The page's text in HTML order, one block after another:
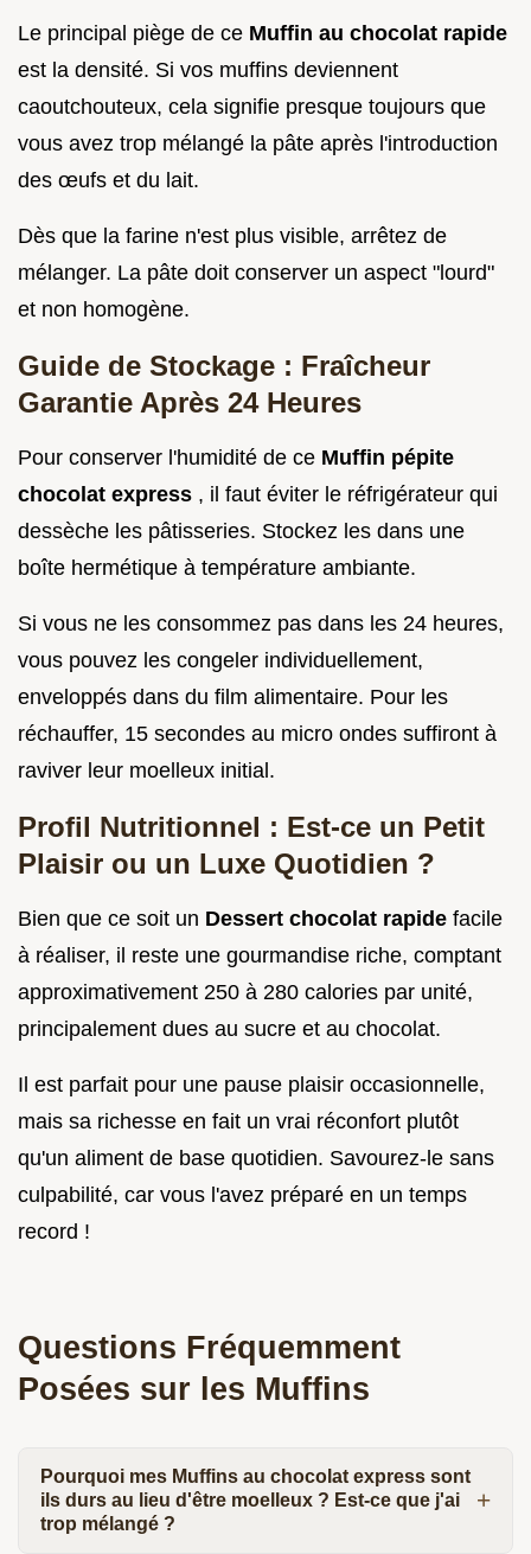
Le principal piège de ce Muffin au chocolat rapide
est la densité. Si vos muffins deviennent
caoutchouteux, cela signifie presque toujours que
vous avez trop mélangé la pâte après l'introduction
des œufs et du lait.
Dès que la farine n'est plus visible, arrêtez de
mélanger. La pâte doit conserver un aspect "lourd"
et non homogène.
Guide de Stockage : Fraîcheur
Garantie Après 24 Heures
Pour conserver l'humidité de ce Muffin pépite
chocolat express , il faut éviter le réfrigérateur qui
dessèche les pâtisseries. Stockez les dans une
boîte hermétique à température ambiante.
Si vous ne les consommez pas dans les 24 heures,
vous pouvez les congeler individuellement,
enveloppés dans du film alimentaire. Pour les
réchauffer, 15 secondes au micro ondes suffiront à
raviver leur moelleux initial.
Profil Nutritionnel : Est-ce un Petit
Plaisir ou un Luxe Quotidien ?
Bien que ce soit un Dessert chocolat rapide facile
à réaliser, il reste une gourmandise riche, comptant
approximativement 250 à 280 calories par unité,
principalement dues au sucre et au chocolat.
Il est parfait pour une pause plaisir occasionnelle,
mais sa richesse en fait un vrai réconfort plutôt
qu'un aliment de base quotidien. Savourez-le sans
culpabilité, car vous l'avez préparé en un temps
record !
Questions Fréquemment
Posées sur les Muffins
Pourquoi mes Muffins au chocolat express sont
ils durs au lieu d'être moelleux ? Est-ce que j'ai
trop mélangé ?